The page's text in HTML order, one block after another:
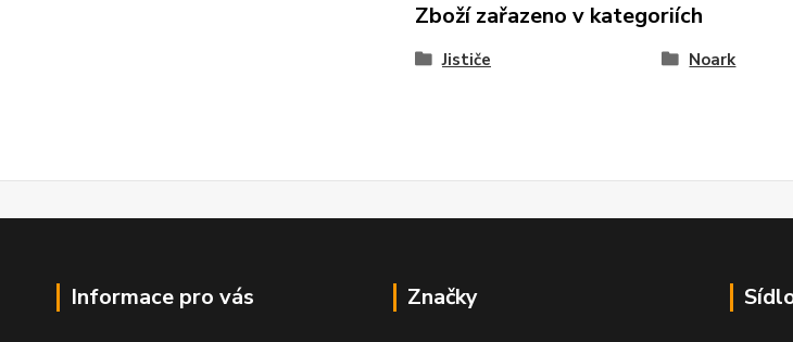
Zboží zařazeno v kategoriích
Jističe Noark
Informace pro vás Značky